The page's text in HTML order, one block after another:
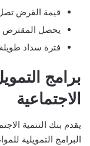
قيمة القرض
يحصل المقترض
فترة سداد
برامج
الاجتماعية
يقدم بنك التنمية
البرامج التمويلية